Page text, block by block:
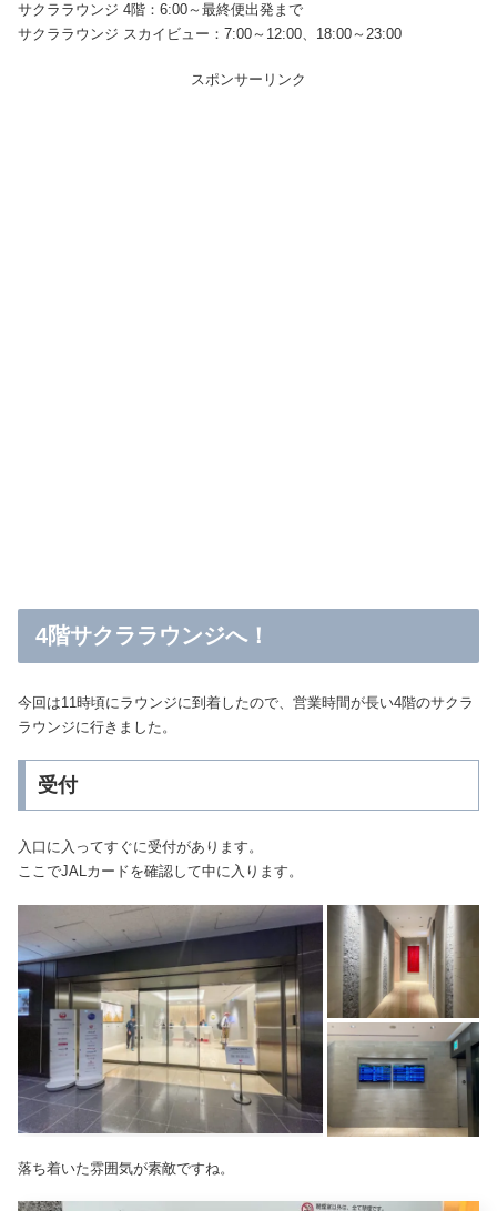
サクララウンジ 4階：6:00～最終便出発まで
サクララウンジ スカイビュー：7:00～12:00、18:00～23:00
スポンサーリンク
4階サクララウンジへ！
今回は11時頃にラウンジに到着したので、営業時間が長い4階のサクラ
ラウンジに行きました。
受付
入口に入ってすぐに受付があります。
ここでJALカードを確認して中に入ります。
落ち着いた雰囲気が素敵ですね。